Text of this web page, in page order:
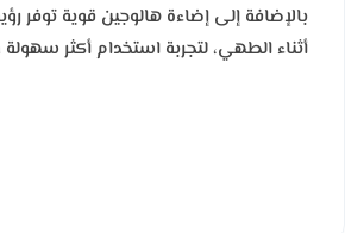
بالإضافة إلى إضاءة هالوجين قوية توفر
أثناء الطهي، لتجربة استخدام أكثر سهولة